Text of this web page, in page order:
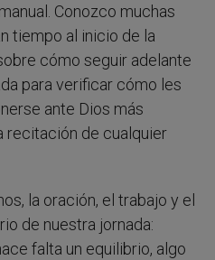
Conozco muchas
tiempo al inicio de la
cómo seguir adelante
para verificar cómo les
ante Dios más
recitación de cualquier
la oración, el trabajo y el
de nuestra jornada:
falta un equilibrio, algo